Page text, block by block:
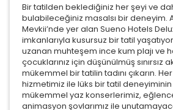
Bir tatilden beklediğiniz her şeyi ve
bulabileceğiniz masalsı bir deneyim.
Mevkii’nde yer alan Sueno Hotels
imkanlarıyla kusursuz bir tatil
uzanan muhteşem ince kum plajı ve
çocuklarınız için düşünülmüş sınırsız
mükemmel bir tatilin tadını çıkarın.
hizmetimiz ile lüks bir tatil deneyiminin
mükemmel yaz konserlerimiz,
animasyon şovlarımız ile